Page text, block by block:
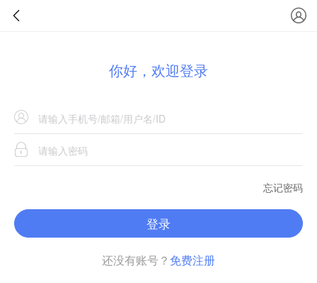
你好，欢迎登录
忘记密码
登录
还没有账号？ 免费注册